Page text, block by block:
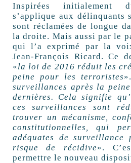
Inspirées initialement
s’applique aux délinquants
sont réclamées de longue
la droite. Mais aussi par le
qui l’a exprimé par la
Jean-François Ricard. Ce
«la loi de 2016 réduit les
peine pour les terroristes
surveillances après la
dernières. Cela signifie
ces surveillances sont
trouver un mécanisme,
constitutionnelles, qui
adéquates de surveillance
risque de récidive».
permettre le nouveau